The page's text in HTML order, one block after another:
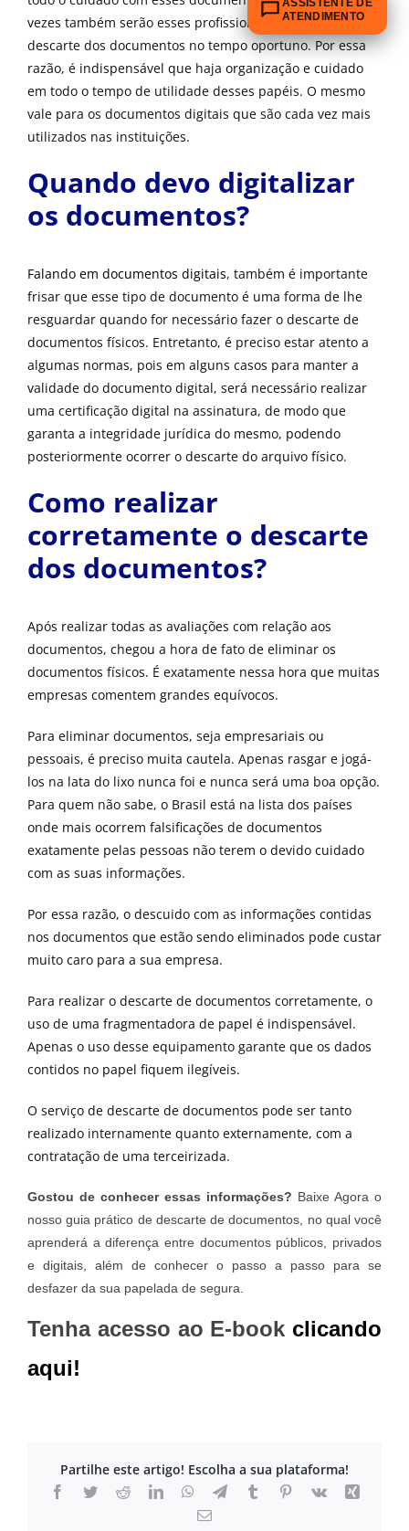
vezes também serão esses profissionais que realizarão o
descarte dos documentos no tempo oportuno. Por essa
razão, é indispensável que haja organização e cuidado
em todo o tempo de utilidade desses papéis. O mesmo
vale para os documentos digitais que são cada vez mais
utilizados nas instituições.
Quando devo digitalizar
os documentos?
Falando em documentos digitais, também é importante
frisar que esse tipo de documento é uma forma de lhe
resguardar quando for necessário fazer o descarte de
documentos físicos. Entretanto, é preciso estar atento a
algumas normas, pois em alguns casos para manter a
validade do documento digital, será necessário realizar
uma certificação digital na assinatura, de modo que
garanta a integridade jurídica do mesmo, podendo
posteriormente ocorrer o descarte do arquivo físico.
Como realizar
corretamente o descarte
dos documentos?
Após realizar todas as avaliações com relação aos
documentos, chegou a hora de fato de eliminar os
documentos físicos. É exatamente nessa hora que muitas
empresas comentem grandes equívocos.
Para eliminar documentos, seja empresariais ou
pessoais, é preciso muita cautela. Apenas rasgar e jogá-
los na lata do lixo nunca foi e nunca será uma boa opção.
Para quem não sabe, o Brasil está na lista dos países
onde mais ocorrem falsificações de documentos
exatamente pelas pessoas não terem o devido cuidado
com as suas informações.
Por essa razão, o descuido com as informações contidas
nos documentos que estão sendo eliminados pode custar
muito caro para a sua empresa.
Para realizar o descarte de documentos corretamente, o
uso de uma fragmentadora de papel é indispensável.
Apenas o uso desse equipamento garante que os dados
contidos no papel fiquem ilegíveis.
O serviço de descarte de documentos pode ser tanto
realizado internamente quanto externamente, com a
contratação de uma terceirizada.
Gostou de conhecer essas informações? Baixe Agora o
nosso guia prático de descarte de documentos, no qual você
aprenderá a diferença entre documentos públicos, privados
e digitais, além de conhecer o passo a passo para se
desfazer da sua papelada de segura.
Tenha acesso ao E-book clicando
aqui!
Partilhe este artigo! Escolha a sua plataforma!
Facebook
TwitterRedditLinkedInWhatsApp
TelegramTumblrPinterest
Vk
Xing
Email
ATENDIMENTO